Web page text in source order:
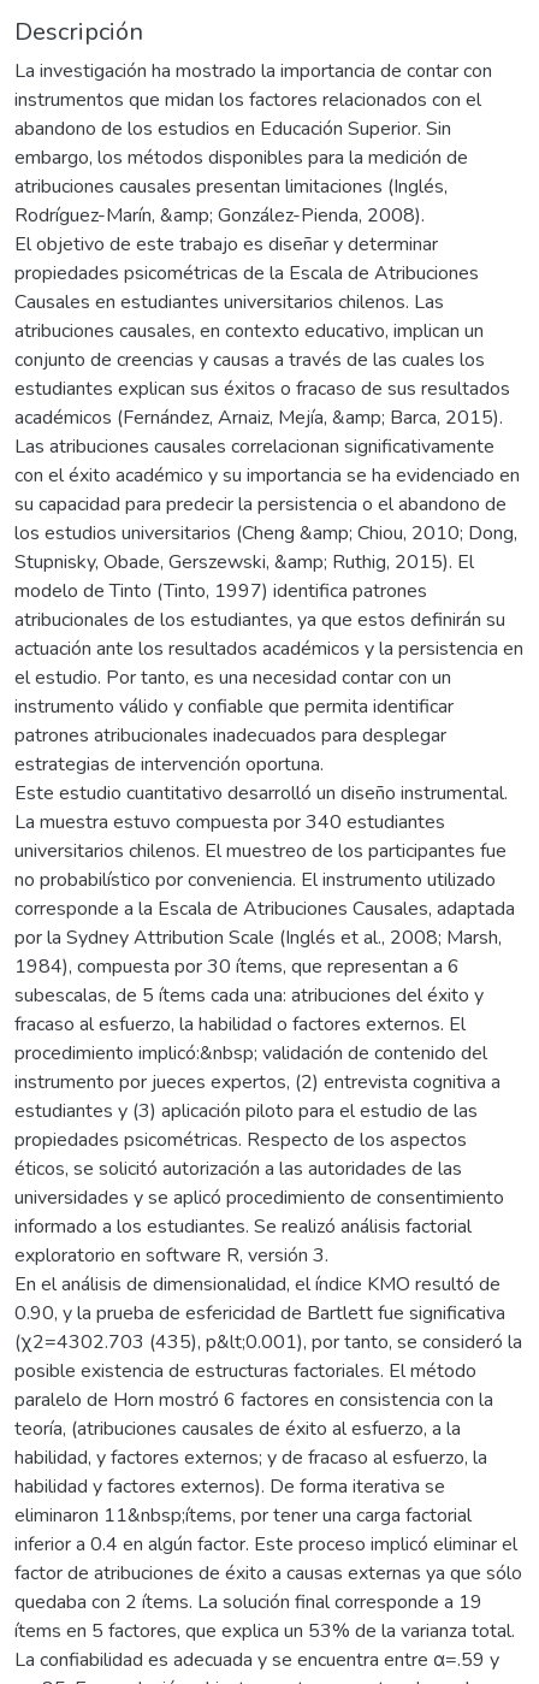
Descripción
La investigación ha mostrado la importancia de contar con
instrumentos que midan los factores relacionados con el
abandono de los estudios en Educación Superior. Sin
embargo, los métodos disponibles para la medición de
atribuciones causales presentan limitaciones (Inglés,
Rodríguez-Marín, &amp; González-Pienda, 2008).
El objetivo de este trabajo es diseñar y determinar
propiedades psicométricas de la Escala de Atribuciones
Causales en estudiantes universitarios chilenos. Las
atribuciones causales, en contexto educativo, implican un
conjunto de creencias y causas a través de las cuales los
estudiantes explican sus éxitos o fracaso de sus resultados
académicos (Fernández, Arnaiz, Mejía, &amp; Barca, 2015).
Las atribuciones causales correlacionan significativamente
con el éxito académico y su importancia se ha evidenciado en
su capacidad para predecir la persistencia o el abandono de
los estudios universitarios (Cheng &amp; Chiou, 2010; Dong,
Stupnisky, Obade, Gerszewski, &amp; Ruthig, 2015). El
modelo de Tinto (Tinto, 1997) identifica patrones
atribucionales de los estudiantes, ya que estos definirán su
actuación ante los resultados académicos y la persistencia en
el estudio. Por tanto, es una necesidad contar con un
instrumento válido y confiable que permita identificar
patrones atribucionales inadecuados para desplegar
estrategias de intervención oportuna.
Este estudio cuantitativo desarrolló un diseño instrumental.
La muestra estuvo compuesta por 340 estudiantes
universitarios chilenos. El muestreo de los participantes fue
no probabilístico por conveniencia. El instrumento utilizado
corresponde a la Escala de Atribuciones Causales, adaptada
por la Sydney Attribution Scale (Inglés et al., 2008; Marsh,
1984), compuesta por 30 ítems, que representan a 6
subescalas, de 5 ítems cada una: atribuciones del éxito y
fracaso al esfuerzo, la habilidad o factores externos. El
procedimiento implicó:&nbsp; validación de contenido del
instrumento por jueces expertos, (2) entrevista cognitiva a
estudiantes y (3) aplicación piloto para el estudio de las
propiedades psicométricas. Respecto de los aspectos
éticos, se solicitó autorización a las autoridades de las
universidades y se aplicó procedimiento de consentimiento
informado a los estudiantes. Se realizó análisis factorial
exploratorio en software R, versión 3.
En el análisis de dimensionalidad, el índice KMO resultó de
0.90, y la prueba de esfericidad de Bartlett fue significativa
(χ2=4302.703 (435), p&lt;0.001), por tanto, se consideró la
posible existencia de estructuras factoriales. El método
paralelo de Horn mostró 6 factores en consistencia con la
teoría, (atribuciones causales de éxito al esfuerzo, a la
habilidad, y factores externos; y de fracaso al esfuerzo, la
habilidad y factores externos). De forma iterativa se
eliminaron 11&nbsp;ítems, por tener una carga factorial
inferior a 0.4 en algún factor. Este proceso implicó eliminar el
factor de atribuciones de éxito a causas externas ya que sólo
quedaba con 2 ítems. La solución final corresponde a 19
ítems en 5 factores, que explica un 53% de la varianza total.
La confiabilidad es adecuada y se encuentra entre α=.59 y